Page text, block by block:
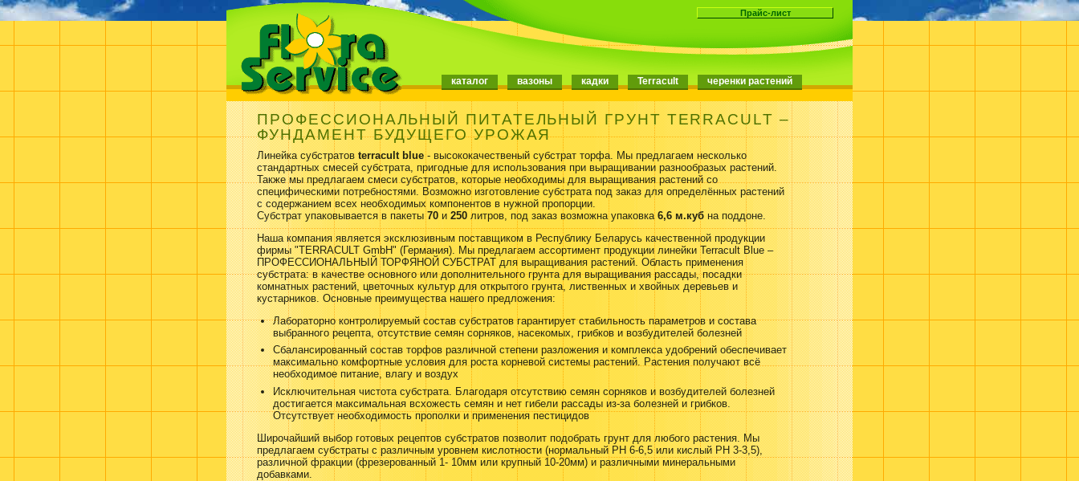
каталог вазоны кадки Terracult черенки растений
ПРОФЕССИОНАЛЬНЫЙ ПИТАТЕЛЬНЫЙ ГРУНТ TERRACULT –
ФУНДАМЕНТ БУДУЩЕГО УРОЖАЯ
Линейка субстратовterracult blue- высококачественый субстрат торфа. Мы предлагаем несколько
стандартных смесей субстрата, пригодные для использования при выращивании разнообразых растений.
Также мы предлагаем смеси субстратов, которые необходимы для выращивания растений со
специфическими потребностями. Возможно изготовление субстрата под заказ для определённых растений
с содержанием всех необходимых компонентов в нужной пропорции.
Субстрат упаковывается в пакеты70и250 литров, под заказ возможна упаковка6,6 м.кубна поддоне.
Наша компания является эксклюзивным поставщиком в Республику Беларусь качественной продукции
фирмы "TERRACULT GmbH" (Германия). Мы предлагаем ассортимент продукции линейки Terracult Blue –
ПРОФЕССИОНАЛЬНЫЙ ТОРФЯНОЙ СУБСТРАТ для выращивания растений. Область применения
субстрата: в качестве основного или дополнительного грунта для выращивания рассады, посадки
комнатных растений, цветочных культур для открытого грунта, лиственных и хвойных деревьев и
кустарников. Основные преимущества нашего предложения:
Лабораторно контролируемый состав субстратов гарантирует стабильность параметров и состава
выбранного рецепта, отсутствие семян сорняков, насекомых, грибков и возбудителей болезней
Сбалансированный состав торфов различной степени разложения и комплекса удобрений обеспечивает
максимально комфортные условия для роста корневой системы растений. Растения получают всё
необходимое питание, влагу и воздух
Исключительная чистота субстрата. Благодаря отсутствию семян сорняков и возбудителей болезней
достигается максимальная всхожесть семян и нет гибели рассады из-за болезней и грибков.
Отсутствует необходимость прополки и применения пестицидов
Широчайший выбор готовых рецептов субстратов позволит подобрать грунт для любого растения. Мы
предлагаем субстраты с различным уровнем кислотности (нормальный PH 6-6,5 или кислый PH 3-3,5),
различной фракции (фрезерованный 1- 10мм или крупный 10-20мм) и различными минеральными
добавками.